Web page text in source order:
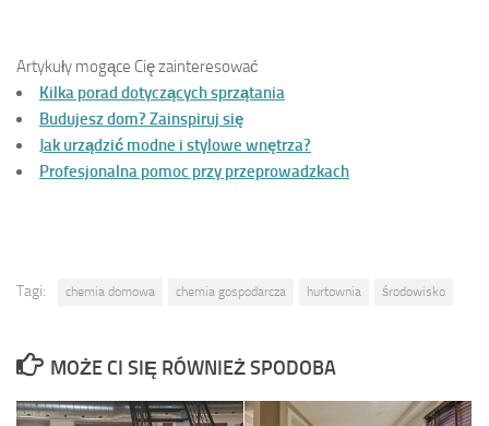
Artykuły mogące Cię zainteresować
Kilka porad dotyczących sprzątania
Budujesz dom? Zainspiruj się
Jak urządzić modne i stylowe wnętrza?
Profesjonalna pomoc przy przeprowadzkach
Tagi: chemia domowa chemia gospodarcza hurtownia środowisko
MOŻE CI SIĘ RÓWNIEŻ SPODOBA